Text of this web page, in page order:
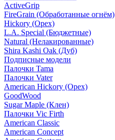
ActiveGrip
FireGrain (Обработанные огнём)
Hickory (Орех)
L.A. Special (Бюджетные)
Natural (Нелакированные)
Shira Kashi Oak (Дуб)
Подписные модели
Палочки Tama
Палочки Vater
American Hickory (Орех)
GoodWood
Sugar Maple (Клен)
Палочки Vic Firth
American Classic
American Concept